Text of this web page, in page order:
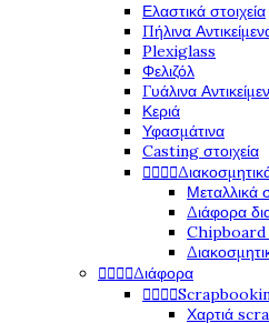
Ελαστικά στοιχεία
Πήλινα
Plexiglass
Φελιζόλ
Γυάλινα
Κεριά
Υφασμάτινα
Casting στοιχεία

Μεταλλικά
Διάφορα
Chipboard
Διάφορα

Χαρτιά